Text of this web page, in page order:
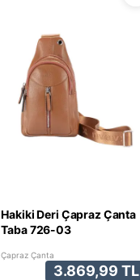
Hakiki Deri Çapraz Çanta
Taba 726-03
Çapraz Çanta
3.869,99 TL